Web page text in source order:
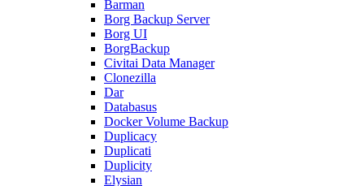
Barman
Borg Backup Server
Borg UI
BorgBackup
Civitai Data Manager
Clonezilla
Dar
Databasus
Docker Volume Backup
Duplicacy
Duplicati
Duplicity
Elysian